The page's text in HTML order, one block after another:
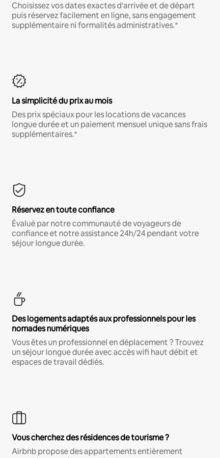
Choisissez vos dates exactes d'arrivée et de départ
puis réservez facilement en ligne, sans engagement
supplémentaire ni formalités administratives.*
La simplicité du prix au mois
Des prix spéciaux pour les locations de vacances
longue durée et un paiement mensuel unique sans frais
supplémentaires.*
Réservez en toute confiance
Évalué par notre communauté de voyageurs de
confiance et notre assistance 24h/24 pendant votre
séjour longue durée.
Des logements adaptés aux professionnels pour les
nomades numériques
Vous êtes un professionnel en déplacement ? Trouvez
un séjour longue durée avec accès wifi haut débit et
espaces de travail dédiés.
Vous cherchez des résidences de tourisme ?
Airbnb propose des appartements entièrement